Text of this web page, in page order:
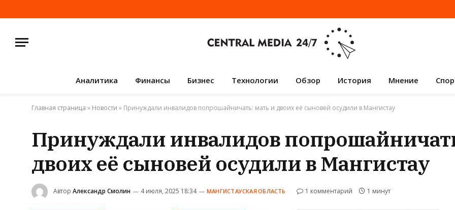
Аналитика Финансы Бизнес Технологии Обзор История Мнение
Главная страница » Новости » Принуждали инвалидов попрошайничать: мать и двоих её сыновей осудили в Мангистау
Принуждали инвалидов
двоих её сыновей осудили в Мангистау
Автор Александр Смолин 4 июля, 2025 18:34 МАНГИСТАУСКАЯ ОБЛАСТЬ 1 комментарий 1 минут